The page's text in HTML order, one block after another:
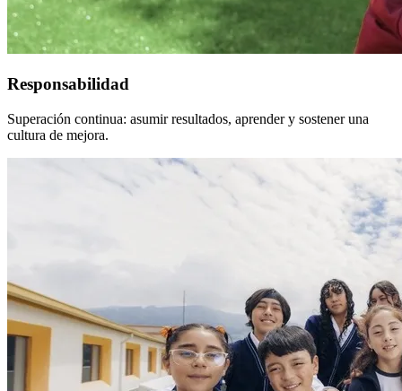
Responsabilidad
Superación continua: asumir resultados, aprender y sostener una
cultura de mejora.